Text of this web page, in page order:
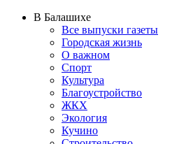
В Балашихе
Все выпуски газеты
Городская жизнь
О важном
Спорт
Культура
Благоустройство
ЖКХ
Экология
Кучино